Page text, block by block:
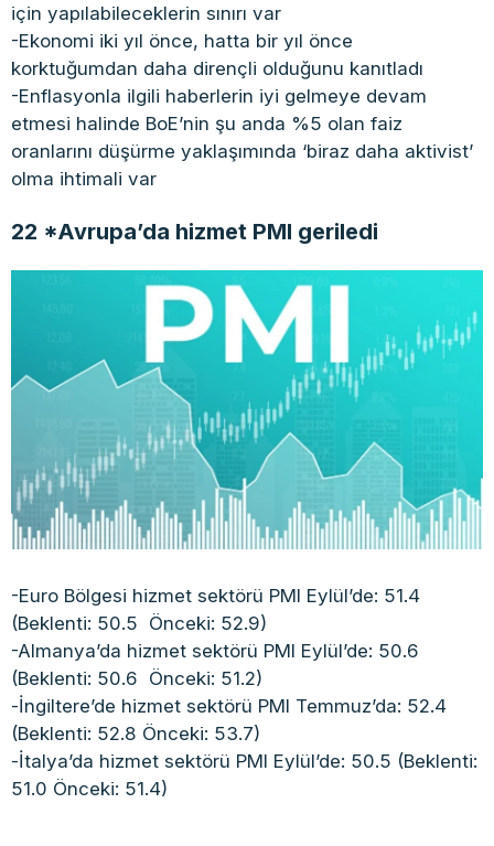
için yapılabileceklerin sınırı var
-Ekonomi iki yıl önce, hatta bir yıl önce
korktuğumdan daha dirençli olduğunu kanıtladı
-Enflasyonla ilgili haberlerin iyi gelmeye devam
etmesi halinde BoE’nin şu anda %5 olan faiz
oranlarını düşürme yaklaşımında ‘biraz daha aktivist’
olma ihtimali var
22 *Avrupa’da hizmet PMI geriledi
-Euro Bölgesi hizmet sektörü PMI Eylül’de: 51.4
(Beklenti: 50.5 Önceki: 52.9)
-Almanya’da hizmet sektörü PMI Eylül’de: 50.6
(Beklenti: 50.6 Önceki: 51.2)
-İngiltere’de hizmet sektörü PMI Temmuz’da: 52.4
(Beklenti: 52.8 Önceki: 53.7)
-İtalya’da hizmet sektörü PMI Eylül’de: 50.5 (Beklenti:
51.0 Önceki: 51.4)